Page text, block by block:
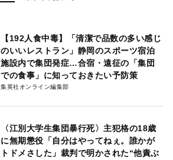
【192人食中毒】「清潔で品数の多い感じ
のいいレストラン」静岡のスポーツ宿泊
施設内で集団発症…合宿・遠征の「集団
での食事」に知っておきたい予防策
集英社オンライン編集部
〈江別大学生集団暴行死〉主犯格の18歳
に無期懲役「自分はやってねぇ。誰かが
トドメさした」裁判で明かされた“他責ぶ